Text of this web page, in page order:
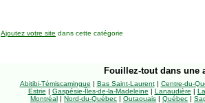
Ajoutez votre site dans cette catégorie
Fouillez-tout dans une
Abitibi-Témiscamingue | Bas Saint-Laurent| Centre-du-
Estrie | Gaspésie-Îles-de-la-Madeleine | Lanaudière |
Montréal | Nord-du-Québec | Outaouais | Québec |